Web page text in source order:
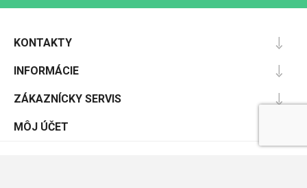
KONTAKTY
INFORMÁCIE
ZÁKAZNÍCKY SERVIS
MÔJ ÚČET